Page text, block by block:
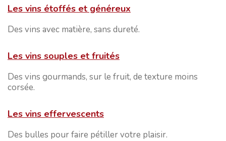
Les vins étoffés et généreux
Des vins avec matière, sans dureté.
Les vins souples et fruités
Des vins gourmands, sur le fruit, de texture moins
corsée.
Les vins effervescents
Des bulles pour faire pétiller votre plaisir.